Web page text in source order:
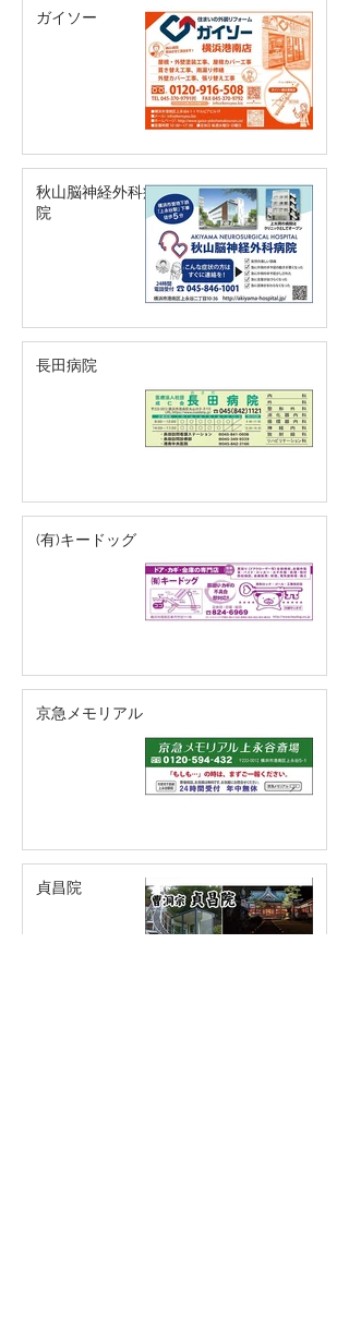
ガイソー
秋山脳神経外科病
院
長田病院
(有)キードッグ
京急メモリアル
貞昌院